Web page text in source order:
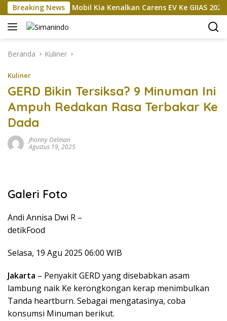
Langsung
ke
konten
Breaking NewsMobil Kia Kenalkan Carens EV Ke GIIAS 2026,
Beranda Kuliner
Kuliner
GERD Bikin Tersiksa? 9 Minuman Ini
Ampuh Redakan Rasa Terbakar Ke
Dada
Jhonny Oelman
Agustus 19, 2025
Galeri Foto
Andi Annisa Dwi R –
detikFood
Selasa, 19 Agu 2025 06:00 WIB
Jakarta – Penyakit GERD yang disebabkan asam
lambung naik Ke kerongkongan kerap menimbulkan
Tanda heartburn. Sebagai mengatasinya, coba
konsumsi Minuman berikut.